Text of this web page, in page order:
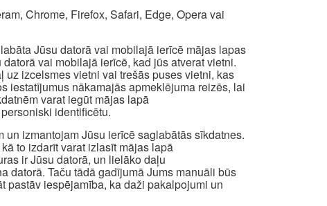
Chrome, Firefox, Safari, Edge, Opera vai
Jūsu datorā vai mobilajā ierīcē mājas lapas
vai mobilajā ierīcē, kad jūs atverat vietni.
izcelsmes vietni vai trešās puses vietni, kas
iestatījumus nākamajās apmeklējuma reizēs, lai
varat iegūt mājas lapā
identificētu.
izmantojam Jūsu ierīcē saglabātās sīkdatnes.
to izdarīt varat izlasīt mājas lapā
ir Jūsu datorā, un lielāko daļu
datorā. Taču tādā gadījumā Jums manuāli būs
pastāv iespējamība, ka daži pakalpojumi un